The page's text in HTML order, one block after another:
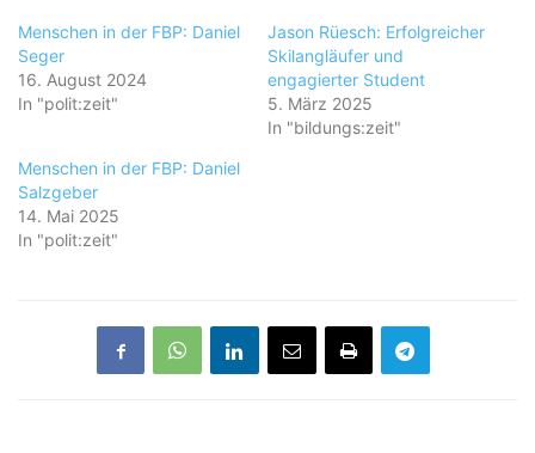
Menschen in der FBP: Daniel
Seger
16. August 2024
In "polit:zeit"
Jason Rüesch: Erfolgreicher
Skilangläufer und
engagierter Student
5. März 2025
In "bildungs:zeit"
Menschen in der FBP: Daniel
Salzgeber
14. Mai 2025
In "polit:zeit"